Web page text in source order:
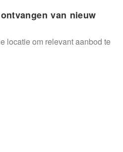
Huurflits van nieuw
locatie om relevant aanbod te